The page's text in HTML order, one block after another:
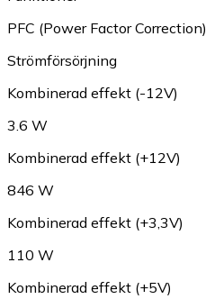
PFC (Power Factor Correction)
Strömförsörjning
Kombinerad effekt (-12V)
3.6 W
Kombinerad effekt (+12V)
846 W
Kombinerad effekt (+3,3V)
110 W
Kombinerad effekt (+5V)